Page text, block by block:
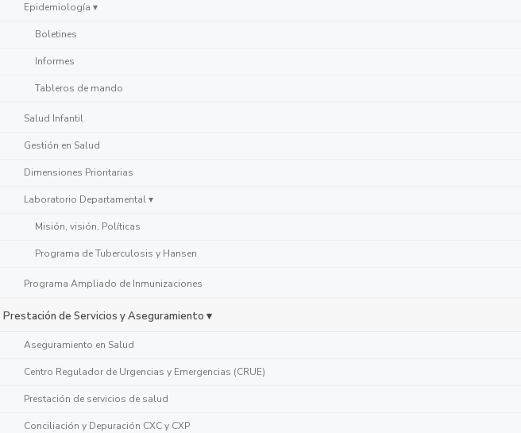
Epidemiología ▾
Boletines
Informes
Tableros de mando
Salud Infantil
Gestión en Salud
Dimensiones Prioritarias
Laboratorio Departamental ▾
Misión, visión, Políticas
Programa de Tuberculosis y Hansen
Programa Ampliado de Inmunizaciones
Prestación de Servicios y Aseguramiento ▾
Aseguramiento en Salud
Centro Regulador de Urgencias y Emergencias (CRUE)
Prestación de servicios de salud
Conciliación y Depuración CXC y CXP